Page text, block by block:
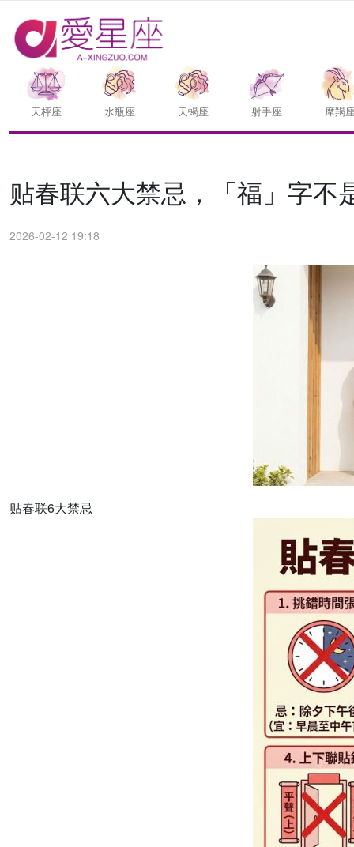
天枰座 水瓶座 天蝎座 射手座 摩羯
贴春联六大禁忌，「福」字不
2026-02-12 19:18
贴春联6大禁忌